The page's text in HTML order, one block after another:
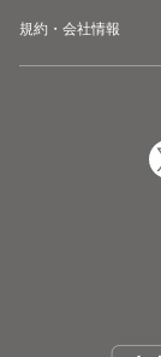
規約・会社情報